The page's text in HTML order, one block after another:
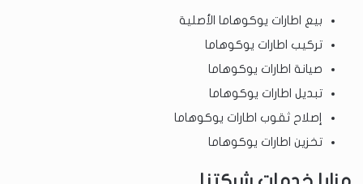
بيع اطارات يوكوهاما الأصلية
تركيب اطارات يوكوهاما
صيانة اطارات يوكوهاما
تبديل اطارات يوكوهاما
إصلاح ثقوب اطارات يوكوهاما
تخزين اطارات يوكوهاما